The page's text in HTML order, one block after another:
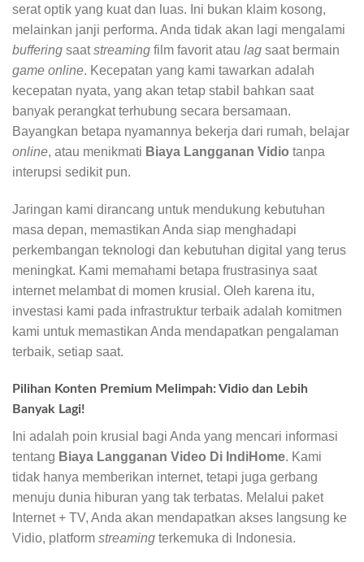
serat optik yang kuat dan luas. Ini bukan klaim kosong,
melainkan janji performa. Anda tidak akan lagi mengalami
buffering saatstreaming film favorit atau lag saat bermain
game online. Kecepatan yang kami tawarkan adalah
kecepatan nyata, yang akan tetap stabil bahkan saat
banyak perangkat terhubung secara bersamaan.
Bayangkan betapa nyamannya bekerja dari rumah, belajar
online, atau menikmati Biaya Langganan Vidio tanpa
interupsi sedikit pun.
Jaringan kami dirancang untuk mendukung kebutuhan
masa depan, memastikan Anda siap menghadapi
perkembangan teknologi dan kebutuhan digital yang terus
meningkat. Kami memahami betapa frustrasinya saat
internet melambat di momen krusial. Oleh karena itu,
investasi kami pada infrastruktur terbaik adalah komitmen
kami untuk memastikan Anda mendapatkan pengalaman
terbaik, setiap saat.
Pilihan Konten Premium Melimpah: Vidio dan Lebih
Banyak Lagi!
Ini adalah poin krusial bagi Anda yang mencari informasi
tentang Biaya Langganan Video Di IndiHome. Kami
tidak hanya memberikan internet, tetapi juga gerbang
menuju dunia hiburan yang tak terbatas. Melalui paket
Internet + TV, Anda akan mendapatkan akses langsung ke
Vidio, platform streaming terkemuka di Indonesia.